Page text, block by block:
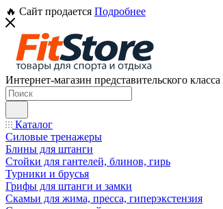
🔥 Сайт продается Подробнее
Интернет-магазин представительского класса
Каталог
Силовые тренажеры
Блины для штанги
Стойки для гантелей, блинов, гирь
Турники и брусья
Грифы для штанги и замки
Скамьи для жима, пресса, гиперэкстензия